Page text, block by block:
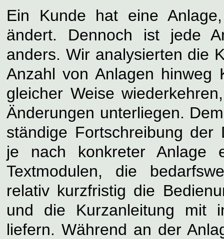
Ein Kunde hat eine
ändert. Dennoch ist jede
anders. Wir analysierten die
Anzahl von Anlagen hinweg
gleicher Weise
Änderungen unterliegen.
ständige Fortschreibung der
je nach konkreter Anlage
Textmodulen, die
relativ kurzfristig die
und die Kurzanleitung mit
liefern. Während an der